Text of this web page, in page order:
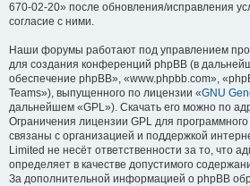
670-02-20» после обновления/исправления
согласие с ними.
Наши форумы работают под управлением
для создания конференций phpBB (в
обеспечение phpBB», «www.phpbb.com»,
Teams»), выпущенного по лицензии «GNU
дальнейшем «GPL»). Скачать его можно по
Ограничения лицензии GPL для
связаны с организацией и поддержкой
Limited не несёт ответственности за то, что
определяет в качестве допустимого
За дополнительной информацией о phpBB